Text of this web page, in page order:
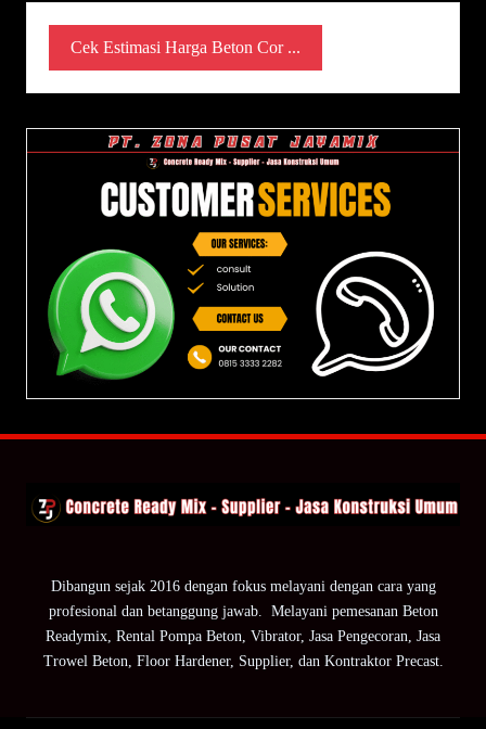
Cek Estimasi Harga Beton Cor ...
Dibangun sejak 2016 dengan fokus melayani dengan cara yang
profesional dan betanggung jawab. Melayani pemesanan Beton
Readymix, Rental Pompa Beton, Vibrator, Jasa Pengecoran, Jasa
Trowel Beton, Floor Hardener, Supplier, dan Kontraktor Precast.